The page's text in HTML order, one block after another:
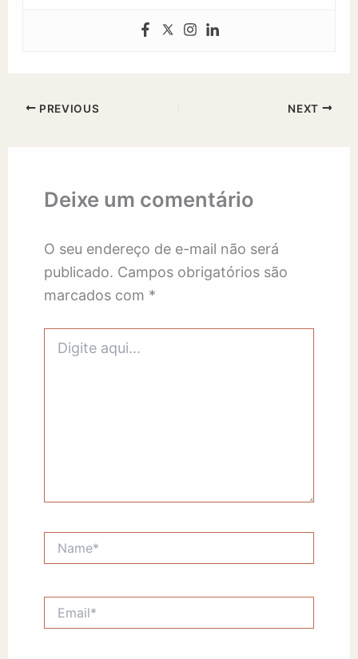
PREVIOUS NEXT
Deixe um comentário
O seu endereço de e-mail não será
publicado. Campos obrigatórios são
marcados com *
aqui...